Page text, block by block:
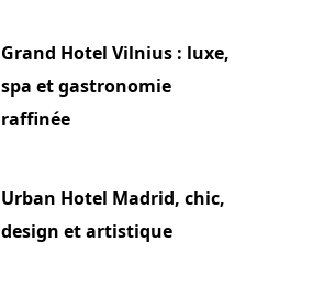
Grand Hotel Vilnius : luxe,
spa et gastronomie
raffinée
Urban Hotel Madrid, chic,
design et artistique